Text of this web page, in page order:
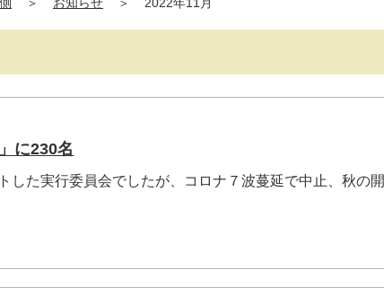
に230名
した実行委員会でしたが、コロナ７波蔓延で中止、秋の開